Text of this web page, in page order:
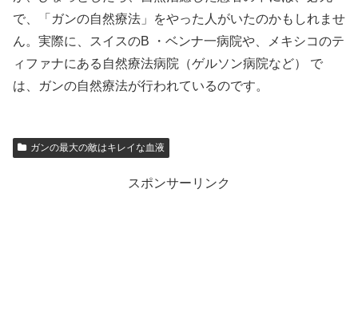
で、「ガンの自然療法」をやった人がいたのかもしれませ
ん。実際に、スイスのB ・ベンナ一病院や、メキシコのテ
ィファナにある自然療法病院（ゲルソン病院など） で
は、ガンの自然療法が行われているのです。
ガンの最大の敵はキレイな血液
スポンサーリンク